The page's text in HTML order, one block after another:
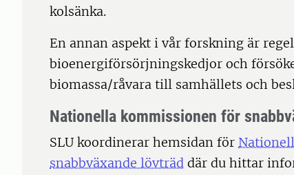
kolsänka.
En annan aspekt i vår forskning är
bioenergiförsörjningskedjor och
biomassa/råvara till samhällets och
Nationella kommissionen för
SLU koordinerar hemsidan för
snabbväxande lövträd där du hittar